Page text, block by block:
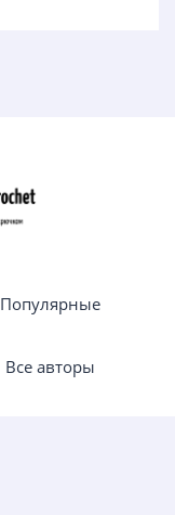
Популярные
Все авторы